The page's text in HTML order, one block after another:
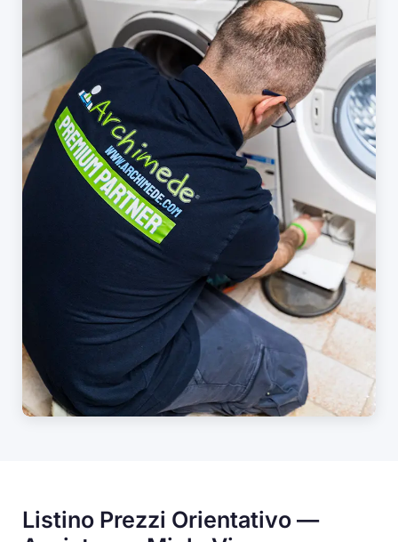
Listino Prezzi Orientativo —